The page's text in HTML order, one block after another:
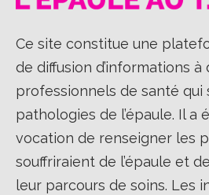
Ce site constitue une
de diffusion d’informations
professionnels de santé qui
pathologies de l’épaule. Il a
vocation de renseigner les
souffriraient de l’épaule et
leur parcours de soins. Les